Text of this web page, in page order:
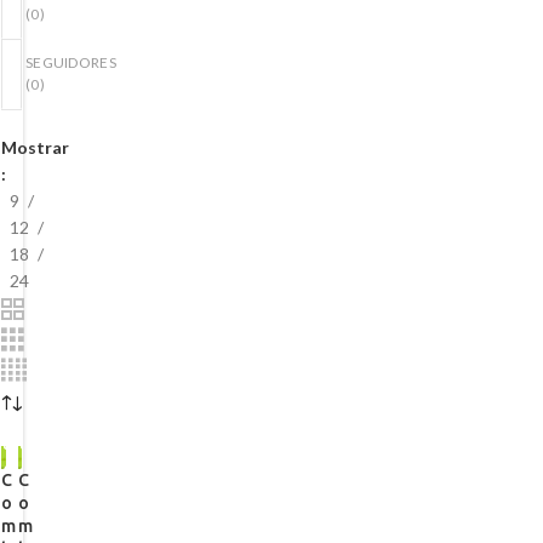
(0)
SEGUIDORES
(0)
Mostrar
9
12
18
24
C
o
m
C
o
m